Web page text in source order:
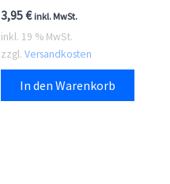
3,95€ inkl. MwSt.
inkl. 19 % MwSt.
zzgl. Versandkosten
In den Warenkorb